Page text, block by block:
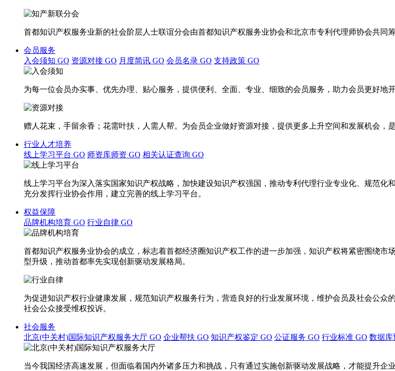
首都知识产权服务业新的社会阶层人士联谊分会由首都知识产权服务业协会和北京市专利代理师协会共同
会员服务
入会须知 GO 资源对接 GO 月度简讯 GO 会员名录 GO 支持政策 GO
为每一位会员办实事、优先办理、贴心服务，提供便利、全面、专业、细致的会员服务，助力会员更好地
赠人花束，手留余香；花需叶扶，人需人帮。为会员企业做好资源对接，提供更多上升空间和发展机会，
行业人才培养
线上学习平台 GO 师资库师资 GO 相关认证查询 GO
线上学习平台为深入落实国家知识产权战略，加快建设知识产权强国，推动专利代理行业专业化、规范化
充分发挥行业协会作用，建立完善的线上学习平台。
权益保障
品牌机构培育 GO 行业自律 GO
首都知识产权服务业协会的成立，标志着首都经济圈知识产权工作的进一步加强，知识产权将紧密围绕
型升级，推动首都率先实现创新驱动发展格局。
为促进知识产权行业健康发展，规范知识产权服务行为，营造良好的行业发展环境，维护会员及社会公
社会公众接受维权投诉。
社会服务
北京(中关村)国际知识产权服务大厅 GO 企业帮扶 GO 知识产权鉴定 GO 公证服务 GO 行业标准 GO 数据库
当今我国经济高速发展，但面临着国内外诸多压力和挑战，只有通过实施创新驱动发展战略，才能提升企